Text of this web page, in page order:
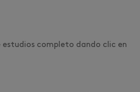
estudios completo dando clic en